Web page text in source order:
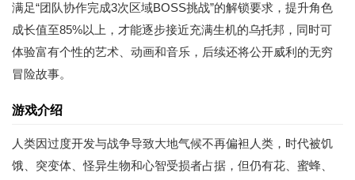
满足“团队协作完成3次区域BOSS挑战”的解锁要求，提升角色
成长值至85%以上，才能逐步接近充满生机的乌托邦，同时可
体验富有个性的艺术、动画和音乐，后续还将公开威利的无穷
冒险故事。
游戏介绍
人类因过度开发与战争导致大地气候不再偏袒人类，时代被饥
饿、突变体、怪异生物和心智受损者占据，但仍有花、蜜蜂、